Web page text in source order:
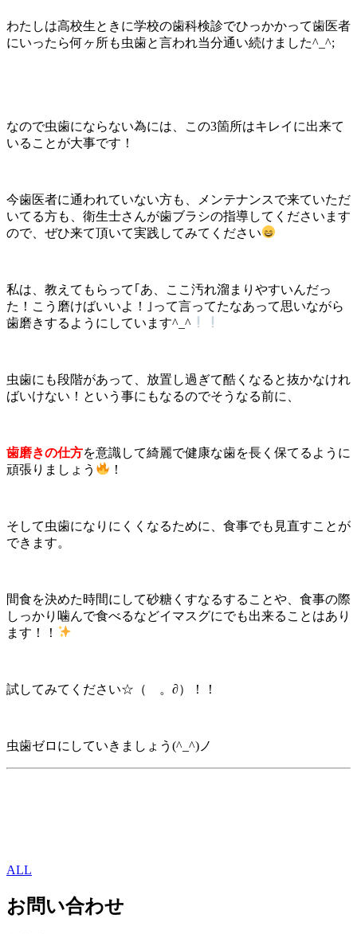
わたしは高校生ときに学校の歯科検診でひっかかって歯医者
にいったら何ヶ所も虫歯と言われ当分通い続けました^_^;
なので虫歯にならない為には、この3箇所はキレイに出来て
いることが大事です！
今歯医者に通われていない方も、メンテナンスで来ていただ
いてる方も、衛生士さんが歯ブラシの指導してくださいます
ので、ぜひ来て頂いて実践してみてください
私は、教えてもらって｢あ、ここ汚れ溜まりやすいんだっ
た！こう磨けばいいよ！｣って言ってたなあって思いながら
歯磨きするようにしています^_^
虫歯にも段階があって、放置し過ぎて酷くなると抜かなけれ
ばいけない！という事にもなるのでそうなる前に、
歯磨きの仕方を意識して綺麗で健康な歯を長く保てるように
頑張りましょう
！
そして虫歯になりにくくなるために、食事でも見直すことが
できます。
間食を決めた時間にして砂糖くすなるすることや、食事の際
しっかり噛んで食べるなどイマスグにでも出来ることはあり
ます！！
試してみてください☆（ゝ。∂）！！
虫歯ゼロにしていきましょう(^_^)ノ
ALL
お問い合わせ